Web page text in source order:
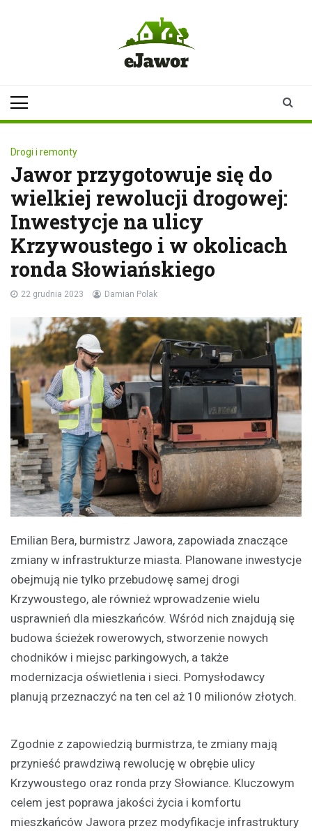
Drogi i remonty
Jawor przygotowuje się do
wielkiej rewolucji drogowej:
Inwestycje na ulicy
Krzywoustego i w okolicach
ronda Słowiańskiego
22 grudnia 2023 Damian Polak
Emilian Bera, burmistrz Jawora, zapowiada znaczące
zmiany w infrastrukturze miasta. Planowane inwestycje
obejmują nie tylko przebudowę samej drogi
Krzywoustego, ale również wprowadzenie wielu
usprawnień dla mieszkańców. Wśród nich znajdują się
budowa ścieżek rowerowych, stworzenie nowych
chodników i miejsc parkingowych, a także
modernizacja oświetlenia i sieci. Pomysłodawcy
planują przeznaczyć na ten cel aż 10 milionów złotych.
Zgodnie z zapowiedzią burmistrza, te zmiany mają
przynieść prawdziwą rewolucję w obrębie ulicy
Krzywoustego oraz ronda przy Słowiance. Kluczowym
celem jest poprawa jakości życia i komfortu
mieszkańców Jawora przez modyfikacje infrastruktury